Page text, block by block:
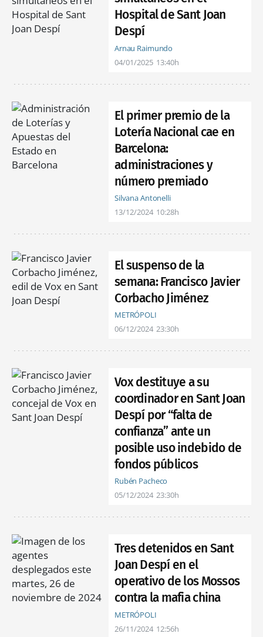
Hospital de Sant Joan
Despí
Arnau Raimundo
04/01/2025 13:40h
El primer premio de la
Lotería Nacional cae en
Barcelona:
administraciones y
número premiado
Silvana Antonelli
13/12/2024 10:28h
El suspenso de la
semana: Francisco Javier
Corbacho Jiménez
METRÓPOLI
06/12/2024 23:30h
Vox destituye a su
coordinador en Sant Joan
Despí por “falta de
confianza” ante un
posible uso indebido de
fondos públicos
Rubén Pacheco
05/12/2024 23:30h
Tres detenidos en Sant
Joan Despí en el
operativo de los Mossos
contra la mafia china
METRÓPOLI
26/11/2024 12:56h